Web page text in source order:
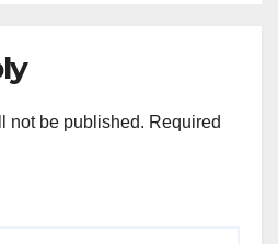
not be published. Required